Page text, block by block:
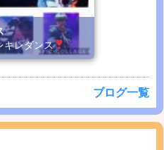
キレダンス
ブログ一覧